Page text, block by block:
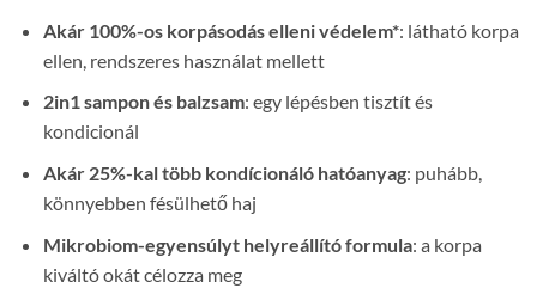
Akár 100%-os korpásodás elleni védelem*: látható korpa
ellen, rendszeres használat mellett
2in1 sampon és balzsam: egy lépésben tisztít és
kondicionál
Akár 25%-kal több kondícionáló hatóanyag: puhább,
könnyebben fésülhető haj
Mikrobiom-egyensúlyt helyreállító formula: a korpa
kiváltó okát célozza meg